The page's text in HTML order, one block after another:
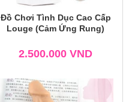
Đồ Chơi Tình Dục Cao Cấp
Louge (Cảm Ứng Rung)
2.500.000 VND